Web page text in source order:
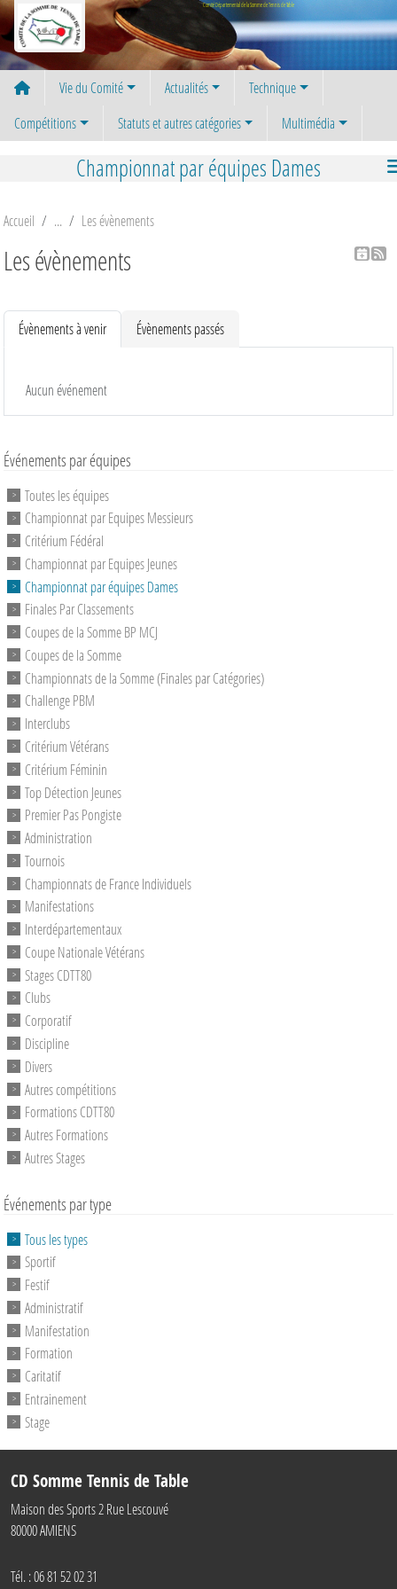
Comité Départemental de la Somme de Tennis de Table
Vie du Comité Actualités
Technique
Compétitions
Statuts et autres catégories Multimédia
Championnat par équipes Dames
Accueil Les évènements
Les évènements
Évènements à venir Évènements passés
Aucun événement
Événements par équipes
Toutes les équipes
Championnat par Equipes Messieurs
Critérium Fédéral
Championnat par Equipes Jeunes
Championnat par équipes Dames
Finales Par Classements
Coupes de la Somme BP MCJ
Coupes de la Somme
Championnats de la Somme (Finales par Catégories)
Challenge PBM
Interclubs
Critérium Vétérans
Critérium Féminin
Top Détection Jeunes
Premier Pas Pongiste
Administration
Tournois
Championnats de France Individuels
Manifestations
Interdépartementaux
Coupe Nationale Vétérans
Stages CDTT80
Clubs
Corporatif
Discipline
Divers
Autres compétitions
Formations CDTT80
Autres Formations
Autres Stages
Événements par type
Tous les types
Sportif
Festif
Administratif
Manifestation
Formation
Caritatif
Entrainement
Stage
CD Somme Tennis de Table
Maison des Sports 2 Rue Lescouvé
80000AMIENS
Tél. :06 81 52 02 31
Panneau de gestion des cookies